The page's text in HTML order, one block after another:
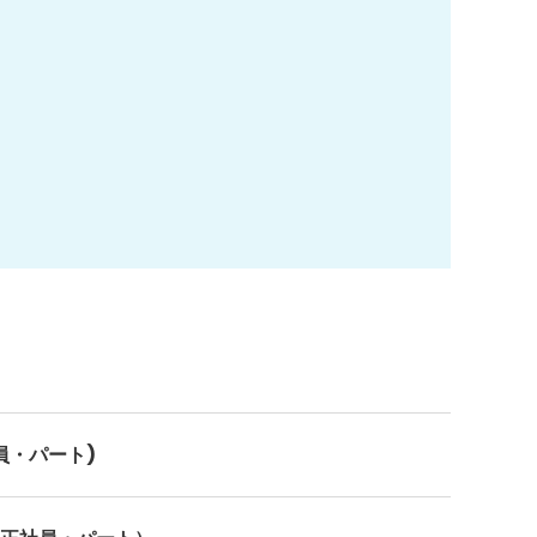
・パート)